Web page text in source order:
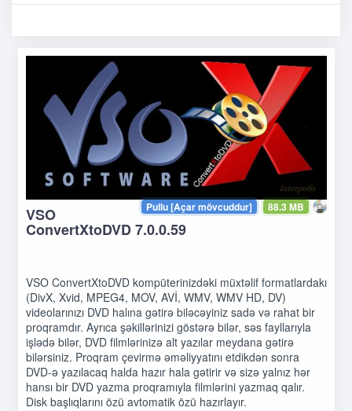
88.3 MB
Pullu [Açar mövcuddur]
VSO
ConvertXtoDVD 7.0.0.59
VSO ConvertXtoDVD kompüterinizdəki müxtəlif formatlardakı
(DivX, Xvid, MPEG4, MOV, AVİ, WMV, WMV HD, DV)
videolarınızı DVD halına gətirə biləcəyiniz sadə və rahat bir
proqramdır. Ayrıca şəkillərinizi göstərə bilər, səs fayllarıyla
işlədə bilər, DVD filmlərinizə alt yazılar meydana gətirə
bilərsiniz. Proqram çevirmə əməliyyatını etdikdən sonra
DVD-ə yazılacaq halda hazır hala gətirir və sizə yalnız hər
hansı bir DVD yazma proqramıyla filmlərini yazmaq qalır.
Disk başlıqlarını özü avtomatik özü hazırlayır.